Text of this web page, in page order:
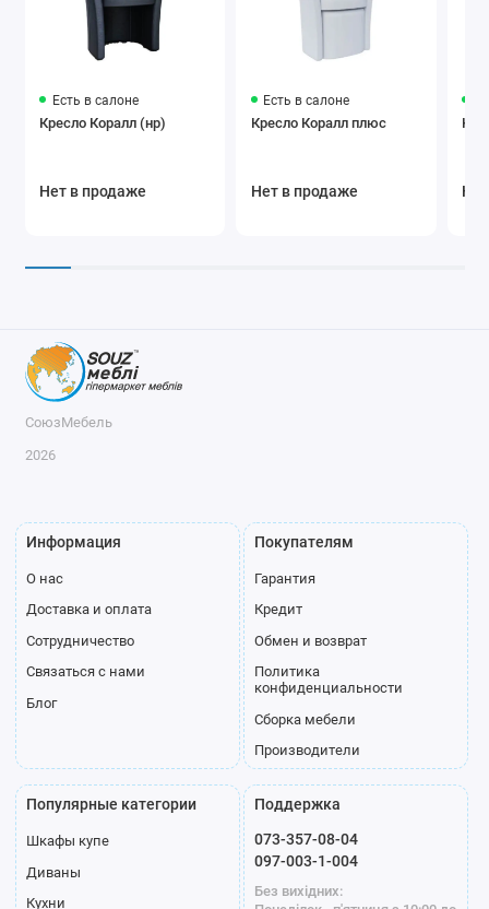
Есть в салоне
Кресло Коралл (нр)
Нет в продаже
Есть в салоне
Кресло Коралл плюс
Нет в продаже
СоюзМебель
2026
Информация
О нас
Доставка и оплата
Сотрудничество
Связаться с нами
Блог
Покупателям
Гарантия
Кредит
Обмен и возврат
Политика
конфиденциальности
Сборка мебели
Производители
Популярные категории
Шкафы купе
Диваны
Кухни
Поддержка
073-357-08-04
097-003-1-004
Без вихідних: